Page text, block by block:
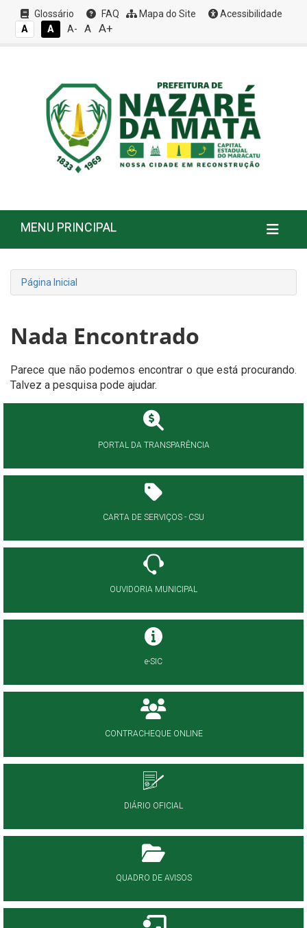
Glossário FAQ Mapa do Site
Acessibilidade
A
A A- A A+
MENU PRINCIPAL
Página Inicial
Nada Encontrado
Parece que não podemos encontrar o que está procurando.
Talvez a pesquisa pode ajudar.
PORTAL DA TRANSPARÊNCIA
CARTA DE SERVIÇOS - CSU
OUVIDORIA MUNICIPAL
e-SIC
CONTRACHEQUE ONLINE
DIÁRIO OFICIAL
QUADRO DE AVISOS